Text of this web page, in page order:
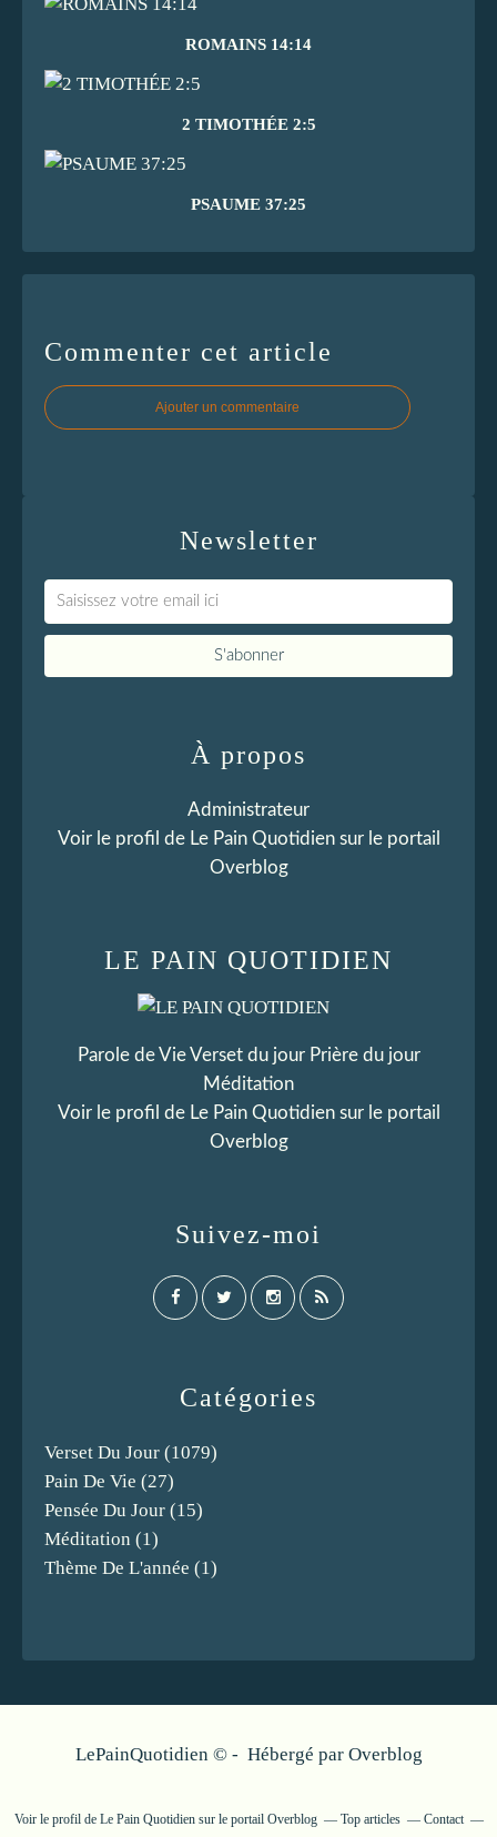
ROMAINS 14:14
2 TIMOTHÉE 2:5
PSAUME 37:25
Commenter cet article
Ajouter un commentaire
Newsletter
Catégories
Verset Du Jour (1079)
Pain De Vie (27)
Pensée Du Jour (15)
Méditation (1)
Thème De L'année (1)
LE PAIN QUOTIDIEN
Parole de Vie Verset du jour Prière du jour
Méditation
Voir le profil de Le Pain Quotidiensur le portail
Overblog
Suivez-moi
À propos
Administrateur
Voir le profil de Le Pain Quotidiensur le portail
Overblog
LePainQuotidien © - Hébergé par Overblog
Voir le profil de Le Pain Quotidiensur le portail Overblog Top articles Contact